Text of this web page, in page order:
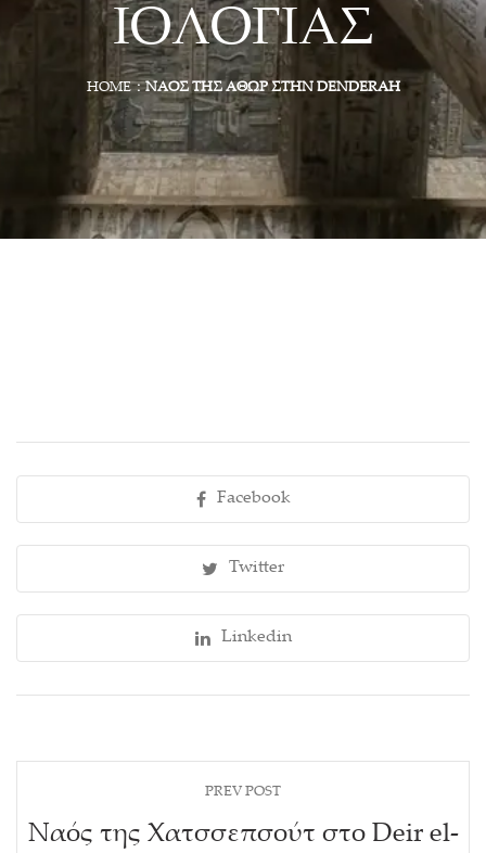
ΙΟΛΟΓΙΑΣ
HOME ΝΑΌΣ ΤΗΣ ΑΘΏΡ ΣΤΗΝ DENDERAH
Facebook
Twitter
Linkedin
PREV POST
Ναός της Χατσσεπσούτ στο Deir el-